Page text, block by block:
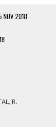
NOV 2018
R.